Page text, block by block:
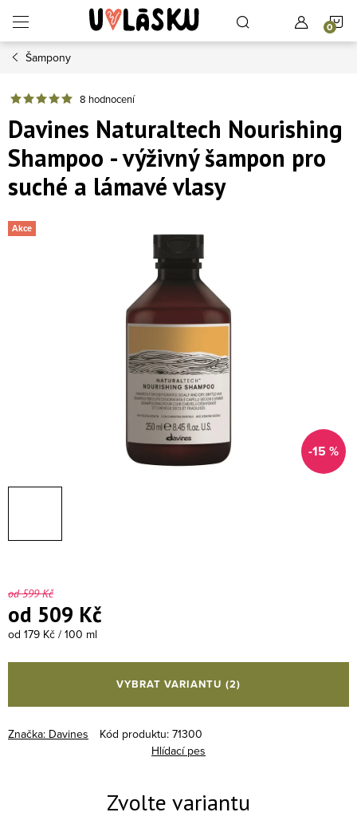
Šampony
8 hodnocení
Davines Naturaltech Nourishing
Shampoo - výživný šampon pro
suché a lámavé vlasy
Akce
-15 %
od 599 Kč
od 509 Kč
Měrná cena:
od 179 Kč / 100 ml
VYBRAT VARIANTU (2)
Značka: Davines Kód produktu: 71300
Hlídací pes